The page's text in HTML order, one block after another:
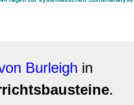
Burleigh in
.